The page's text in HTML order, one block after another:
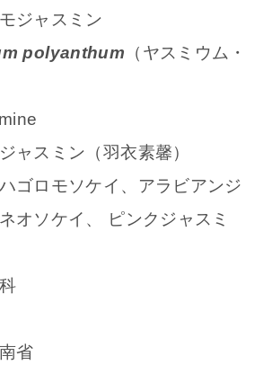
ジャスミン
polyanthum （ヤスミウム・
ャスミン（羽衣素馨）
ゴロモソケイ、アラビアンジ
オソケイ、 ピンクジャスミ
省